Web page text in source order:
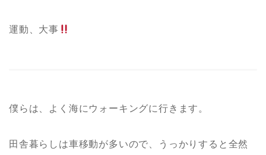
運動、大事
僕らは、よく海にウォーキングに行きます。
田舎暮らしは車移動が多いので、うっかりすると全然